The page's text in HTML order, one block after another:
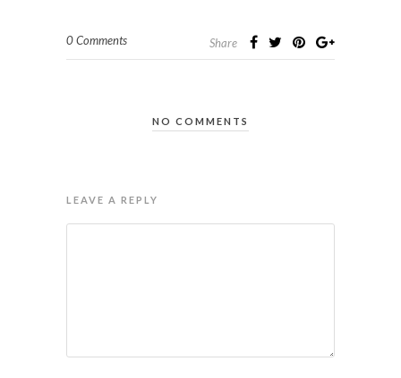
0 Comments Share
NO COMMENTS
LEAVE A REPLY